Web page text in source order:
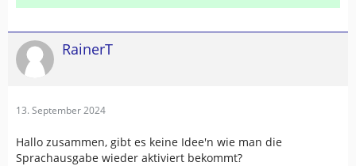
RainerT
13. September 2024
Hallo zusammen, gibt es keine Idee'n wie man die
Sprachausgabe wieder aktiviert bekommt?